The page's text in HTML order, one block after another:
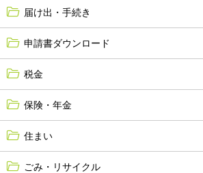
届け出・手続き
申請書ダウンロード
税金
保険・年金
住まい
ごみ・リサイクル